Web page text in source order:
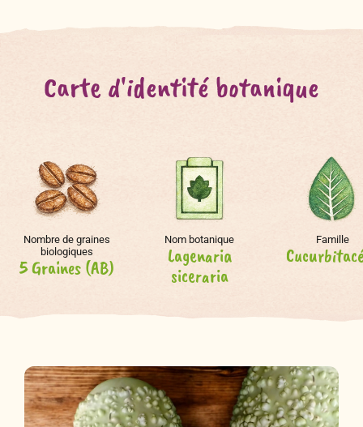
Carte d'identité botanique
Nombre de graines
biologiques
5 Graines (AB)
Nom botanique
Lagenaria
siceraria
Famille